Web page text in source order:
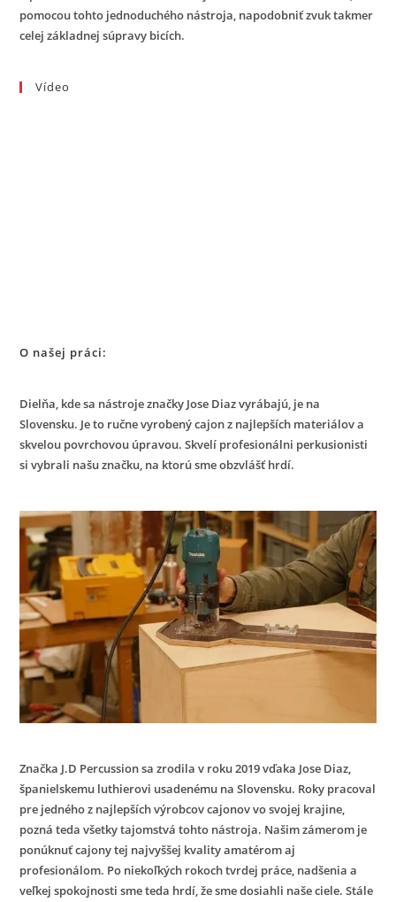
pomocou tohto jednoduchého nástroja, napodobniť zvuk takmer
celej základnej súpravy bicích.
Vídeo
O našej práci:
Dielňa, kde sa nástroje značky Jose Diaz vyrábajú, je na
Slovensku. Je to ručne vyrobený cajon z najlepších materiálov a
skvelou povrchovou úpravou. Skvelí profesionálni perkusionisti
si vybrali našu značku, na ktorú sme obzvlášť hrdí.
Značka J.D Percussion sa zrodila v roku 2019 vďaka Jose Diaz,
španielskemu luthierovi usadenému na Slovensku. Roky pracoval
pre jedného z najlepších výrobcov cajonov vo svojej krajine,
pozná teda všetky tajomstvá tohto nástroja. Našim zámerom je
ponúknuť cajony tej najvyššej kvality amatérom aj
profesionálom. Po niekoľkých rokoch tvrdej práce, nadšenia a
veľkej spokojnosti sme teda hrdí, že sme dosiahli naše ciele. Stále